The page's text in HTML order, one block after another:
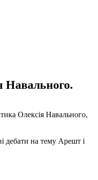
Навального.
Олексія Навального,
дебати на тему Арешт і